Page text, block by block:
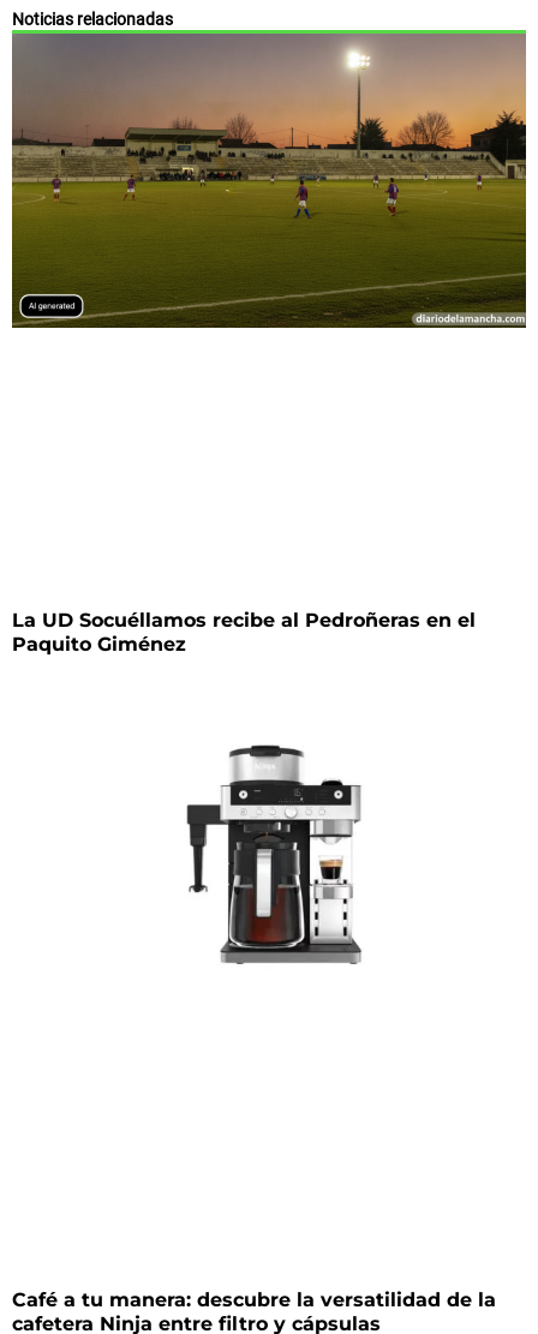
Noticias relacionadas
La UD Socuéllamos recibe al Pedroñeras en el
Paquito Giménez
Café a tu manera: descubre la versatilidad de la
cafetera Ninja entre filtro y cápsulas